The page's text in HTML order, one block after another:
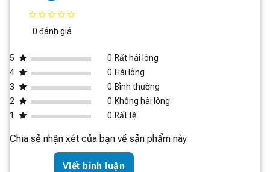
trọng
Trọng lượng máy bên
Điện áp 220V ~ 50Hz
0 đánh giá
5 0 Rất hài lòng
4
0 Hài lòng
3
0 Bình thường
2
0 Không hài lòng
1
0 Rất tệ
Chia sẻ nhận xét của bạn về sản phẩm này
Viết bình luận